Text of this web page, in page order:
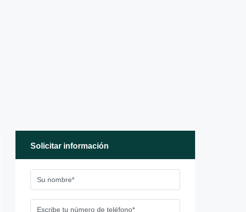
Solicitar información